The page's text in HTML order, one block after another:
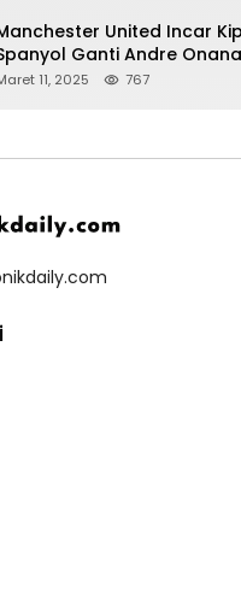
United Incar
Ganti Andre Onana
11, 2025 767